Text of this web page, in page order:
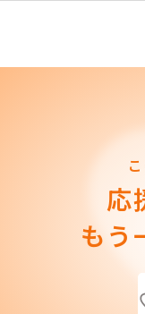
応
もう